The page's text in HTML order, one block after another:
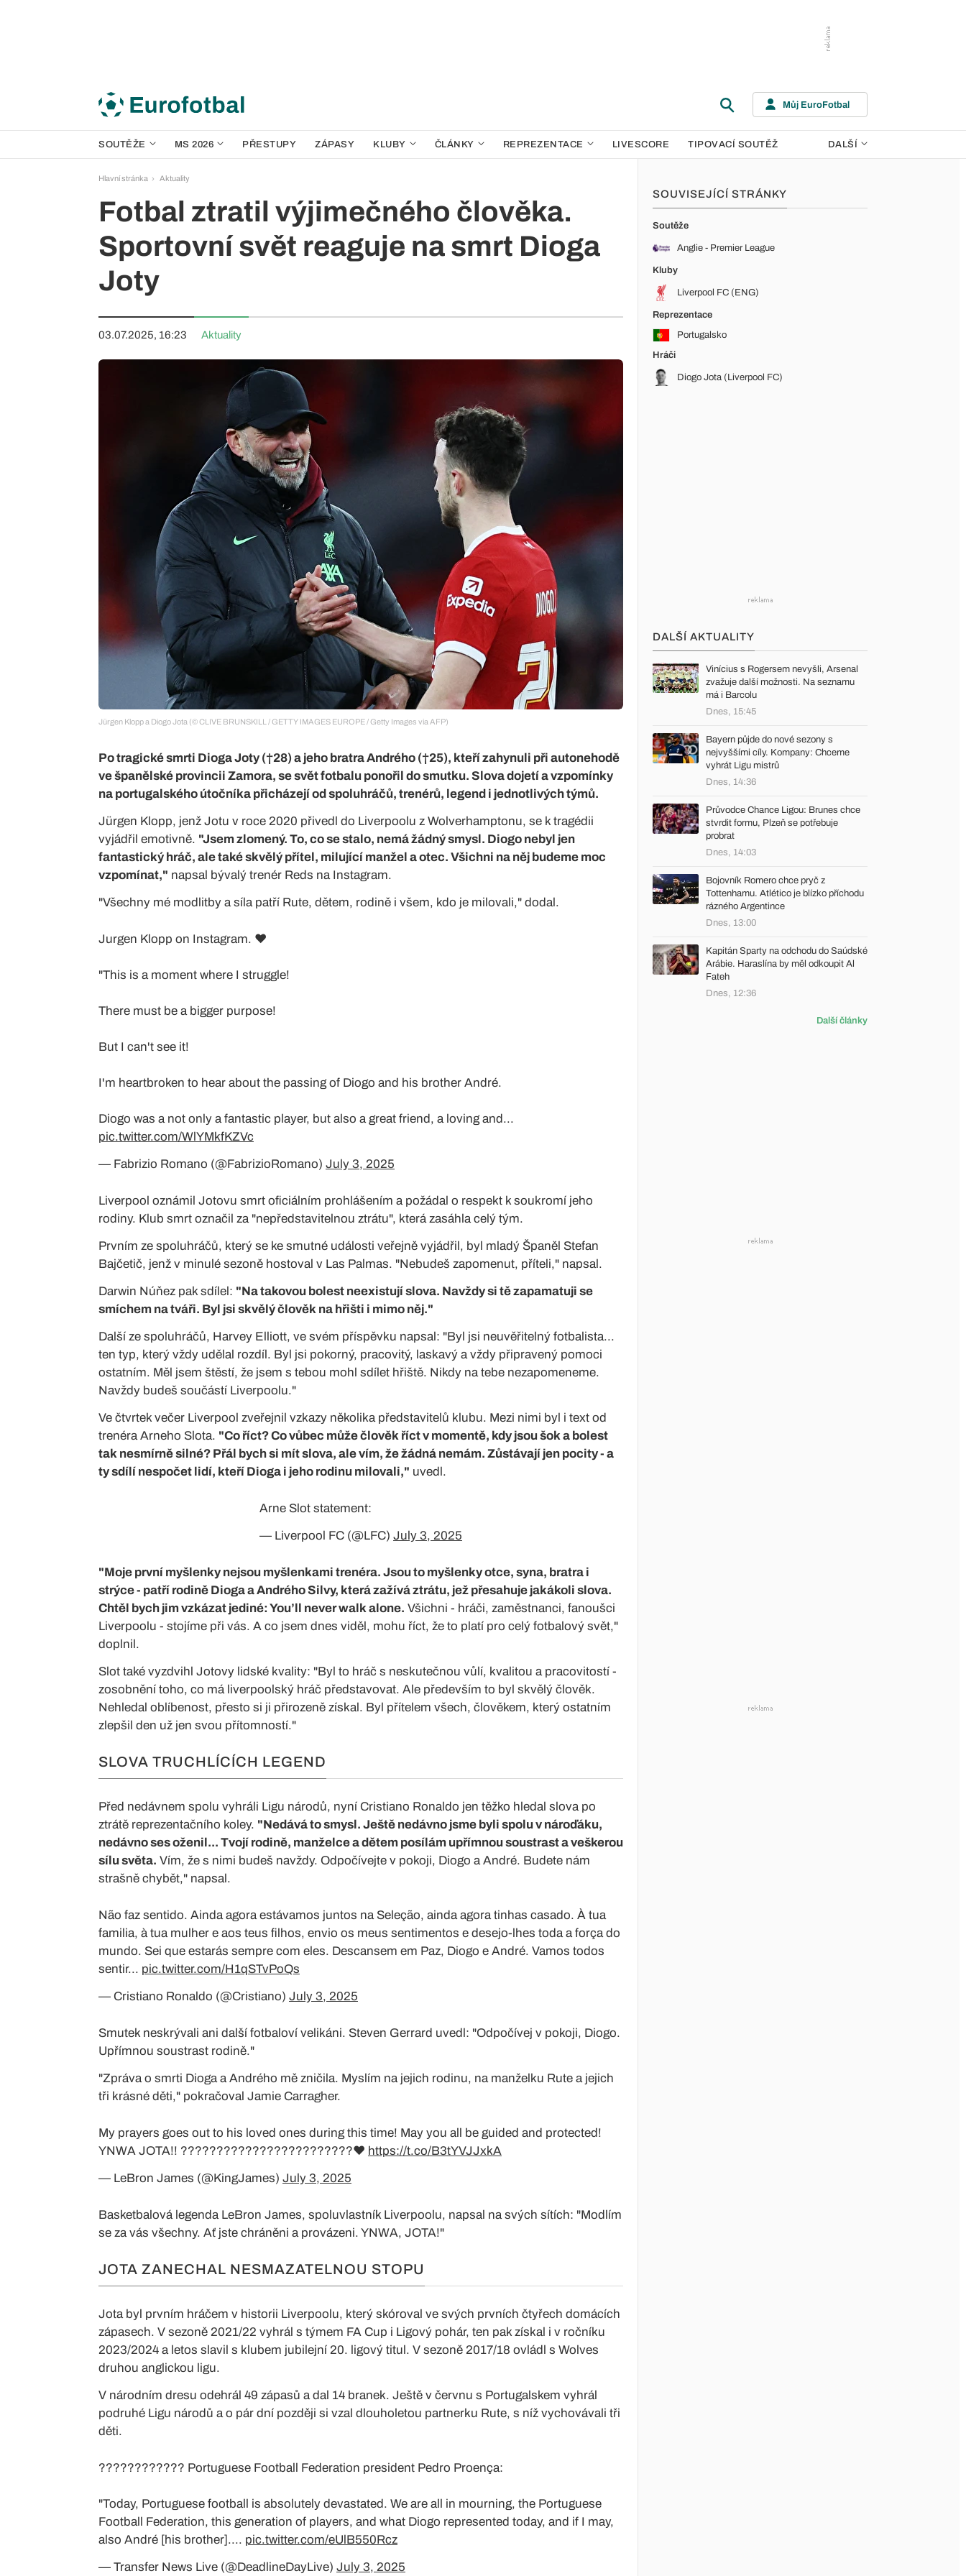
Můj EuroFotbal
SOUTĚŽE MS 2026 PŘESTUPY ZÁPASY KLUBY ČLÁNKY REPREZENTACE LIVESCORE TIPOVACÍ SOUTĚŽ DALŠÍ
Hlavní stránka Aktuality
Fotbal ztratil výjimečného člověka.
Sportovní svět reaguje na smrt Dioga
Joty
03.07.2025, 16:23 Aktuality
Jürgen Klopp a Diogo Jota (© CLIVE BRUNSKILL / GETTY IMAGES EUROPE / Getty Images via AFP)
Po tragické smrti Dioga Joty (†28) a jeho bratra Andrého (†25), kteří zahynuli při autonehodě
ve španělské provincii Zamora, se svět fotbalu ponořil do smutku. Slova dojetí a vzpomínky
na portugalského útočníka přicházejí od spoluhráčů, trenérů, legend i jednotlivých týmů.
Jürgen Klopp, jenž Jotu v roce 2020 přivedl do Liverpoolu z Wolverhamptonu, se k tragédii
vyjádřil emotivně. "Jsem zlomený. To, co se stalo, nemá žádný smysl. Diogo nebyl jen
fantastický hráč, ale také skvělý přítel, milující manžel a otec. Všichni na něj budeme moc
vzpomínat," napsal bývalý trenér Reds na Instagram.
"Všechny mé modlitby a síla patří Rute, dětem, rodině i všem, kdo je milovali," dodal.
Jurgen Klopp on Instagram. ❤️
"This is a moment where I struggle!
There must be a bigger purpose!
But I can't see it!
I'm heartbroken to hear about the passing of Diogo and his brother André.
Diogo was a not only a fantastic player, but also a great friend, a loving and...
pic.twitter.com/WlYMkfKZVc
— Fabrizio Romano (@FabrizioRomano) July 3, 2025
Liverpool oznámil Jotovu smrt oficiálním prohlášením a požádal o respekt k soukromí jeho
rodiny. Klub smrt označil za "nepředstavitelnou ztrátu", která zasáhla celý tým.
Prvním ze spoluhráčů, který se ke smutné události veřejně vyjádřil, byl mladý Španěl Stefan
Bajčetič, jenž v minulé sezoně hostoval v Las Palmas. "Nebudeš zapomenut, příteli," napsal.
Darwin Núňez pak sdílel: "Na takovou bolest neexistují slova. Navždy si tě zapamatuji se
smíchem na tváři. Byl jsi skvělý člověk na hřišti i mimo něj."
Další ze spoluhráčů, Harvey Elliott, ve svém příspěvku napsal: "Byl jsi neuvěřitelný fotbalista...
ten typ, který vždy udělal rozdíl. Byl jsi pokorný, pracovitý, laskavý a vždy připravený pomoci
ostatním. Měl jsem štěstí, že jsem s tebou mohl sdílet hřiště. Nikdy na tebe nezapomeneme.
Navždy budeš součástí Liverpoolu."
Ve čtvrtek večer Liverpool zveřejnil vzkazy několika představitelů klubu. Mezi nimi byl i text od
trenéra Arneho Slota. "Co říct? Co vůbec může člověk říct v momentě, kdy jsou šok a bolest
tak nesmírně silné? Přál bych si mít slova, ale vím, že žádná nemám. Zůstávají jen pocity - a
ty sdílí nespočet lidí, kteří Dioga i jeho rodinu milovali," uvedl.
Arne Slot statement:
— Liverpool FC (@LFC) July 3, 2025
"Moje první myšlenky nejsou myšlenkami trenéra. Jsou to myšlenky otce, syna, bratra i
strýce - patří rodině Dioga a Andrého Silvy, která zažívá ztrátu, jež přesahuje jakákoli slova.
Chtěl bych jim vzkázat jediné: You’ll never walk alone. Všichni - hráči, zaměstnanci, fanoušci
Liverpoolu - stojíme při vás. A co jsem dnes viděl, mohu říct, že to platí pro celý fotbalový svět,"
doplnil.
Slot také vyzdvihl Jotovy lidské kvality: "Byl to hráč s neskutečnou vůlí, kvalitou a pracovitostí -
zosobnění toho, co má liverpoolský hráč představovat. Ale především to byl skvělý člověk.
Nehledal oblíbenost, přesto si ji přirozeně získal. Byl přítelem všech, člověkem, který ostatním
zlepšil den už jen svou přítomností."
SLOVA TRUCHLÍCÍCH LEGEND
Před nedávnem spolu vyhráli Ligu národů, nyní Cristiano Ronaldo jen těžko hledal slova po
ztrátě reprezentačního koley. "Nedává to smysl. Ještě nedávno jsme byli spolu v nároďáku,
nedávno ses oženil... Tvojí rodině, manželce a dětem posílám upřímnou soustrast a veškerou
sílu světa. Vím, že s nimi budeš navždy. Odpočívejte v pokoji, Diogo a André. Budete nám
strašně chybět," napsal.
Não faz sentido. Ainda agora estávamos juntos na Seleção, ainda agora tinhas casado. À tua
familia, à tua mulher e aos teus filhos, envio os meus sentimentos e desejo-lhes toda a força do
mundo. Sei que estarás sempre com eles. Descansem em Paz, Diogo e André. Vamos todos
sentir... pic.twitter.com/H1qSTvPoQs
— Cristiano Ronaldo (@Cristiano) July 3, 2025
Smutek neskrývali ani další fotbaloví velikáni. Steven Gerrard uvedl: "Odpočívej v pokoji, Diogo.
Upřímnou soustrast rodině."
"Zpráva o smrti Dioga a Andrého mě zničila. Myslím na jejich rodinu, na manželku Rute a jejich
tři krásné děti," pokračoval Jamie Carragher.
My prayers goes out to his loved ones during this time! May you all be guided and protected!
YNWA JOTA!! ????????????????????????❤️ https://t.co/B3tYVJJxkA
— LeBron James (@KingJames) July 3, 2025
Basketbalová legenda LeBron James, spoluvlastník Liverpoolu, napsal na svých sítích: "Modlím
se za vás všechny. Ať jste chráněni a provázeni. YNWA, JOTA!"
JOTA ZANECHAL NESMAZATELNOU STOPU
Jota byl prvním hráčem v historii Liverpoolu, který skóroval ve svých prvních čtyřech domácích
zápasech. V sezoně 2021/22 vyhrál s týmem FA Cup i Ligový pohár, ten pak získal i v ročníku
2023/2024 a letos slavil s klubem jubilejní 20. ligový titul. V sezoně 2017/18 ovládl s Wolves
druhou anglickou ligu.
V národním dresu odehrál 49 zápasů a dal 14 branek. Ještě v červnu s Portugalskem vyhrál
podruhé Ligu národů a o pár dní později si vzal dlouholetou partnerku Rute, s níž vychovávali tři
děti.
????️???????? Portuguese Football Federation president Pedro Proença:
"Today, Portuguese football is absolutely devastated. We are all in mourning, the Portuguese
Football Federation, this generation of players, and what Diogo represented today, and if I may,
also André [his brother].... pic.twitter.com/eUlB550Rcz
— Transfer News Live (@DeadlineDayLive) July 3, 2025
SOUVISEJÍCÍ STRÁNKY
Soutěže
Anglie - Premier League
Kluby
Liverpool FC (ENG)
Reprezentace
Portugalsko
Hráči
Diogo Jota (Liverpool FC)
DALŠÍ AKTUALITY
Vinícius s Rogersem nevyšli, Arsenal
zvažuje další možnosti. Na seznamu
má i Barcolu
Dnes, 15:45
Bayern půjde do nové sezony s
nejvyššími cíly. Kompany: Chceme
vyhrát Ligu mistrů
Dnes, 14:36
Průvodce Chance Ligou: Brunes chce
stvrdit formu, Plzeň se potřebuje
probrat
Dnes, 14:03
Bojovník Romero chce pryč z
Tottenhamu. Atlético je blízko příchodu
rázného Argentince
Dnes, 13:00
Kapitán Sparty na odchodu do Saúdské
Arábie. Haraslína by měl odkoupit Al
Fateh
Dnes, 12:36
Další články